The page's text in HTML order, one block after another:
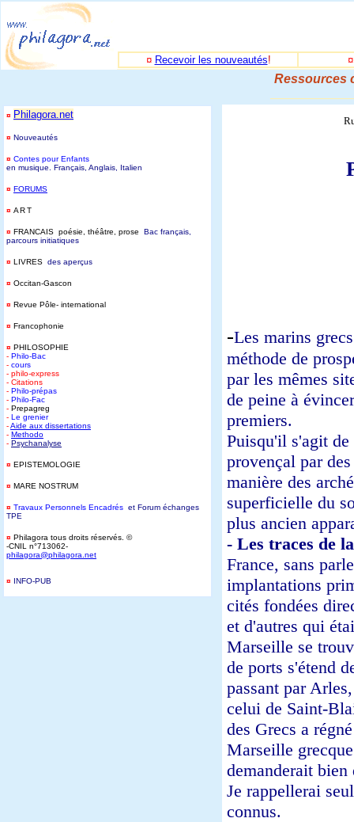
¤ Recevoir les nouveautés!
Ressources
¤ Philagora.net
¤ Nouveautés
¤ Contes pour Enfants
en musique. Français, Anglais, Italien
¤ FORUMS
¤ ART
¤ FRANCAIS poésie, théâtre, prose
Bac français,
parcours initiatiques
¤ LIVRES des aperçus
¤ Occitan-Gascon
¤ Revue Pôle- international
¤ Francophonie
¤ PHILOSOPHIE
- Philo-Bac
- cours
- philo-express
- Citations
- Philo-prépas
- Philo-Fac
- Prepagreg
- Le grenier
-Aide aux dissertations
- Methodo
- Psychanalyse
¤ EPISTEMOLOGIE
¤ MARE NOSTRUM
¤ Travaux Personnels Encadrés et Forum échanges
TPE
¤ Philagora tous droits réservés. ©
-CNIL n°713062-
philagora@philagora.net
¤ INFO-PUB
-Les marins
méthode de
par les mêmes
de peine à
premiers.
Puisqu'il s'agit de
provençal par
manière des
superficielle du
plus ancien
- Les traces de
France, sans
implantations
cités fondées
et d'autres qui
Marseille se
de ports s'étend
passant par
celui de Saint-
des Grecs a
Marseille
demanderait
Je rappellerai
connus.